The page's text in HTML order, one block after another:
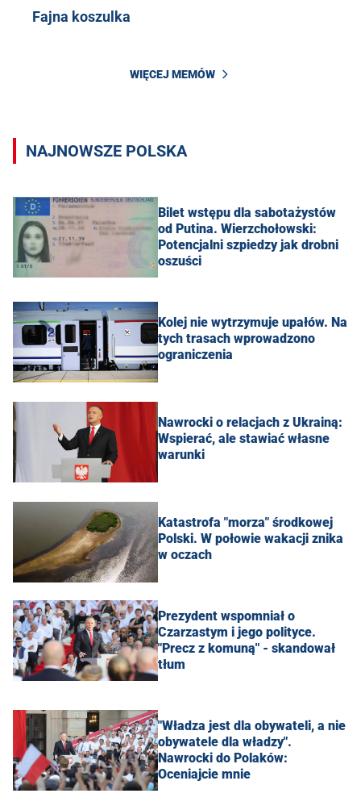
Fajna koszulka
WIĘCEJ MEMÓW
NAJNOWSZE POLSKA
Bilet wstępu dla sabotażystów
od Putina. Wierzchołowski:
Potencjalni szpiedzy jak drobni
oszuści
Kolej nie wytrzymuje upałów. Na
tych trasach wprowadzono
ograniczenia
Nawrocki o relacjach z Ukrainą:
Wspierać, ale stawiać własne
warunki
Katastrofa "morza" środkowej
Polski. W połowie wakacji znika
w oczach
Prezydent wspomniał o
Czarzastym i jego polityce.
"Precz z komuną" - skandował
tłum
"Władza jest dla obywateli, a nie
obywatele dla władzy".
Nawrocki do Polaków:
Oceniajcie mnie